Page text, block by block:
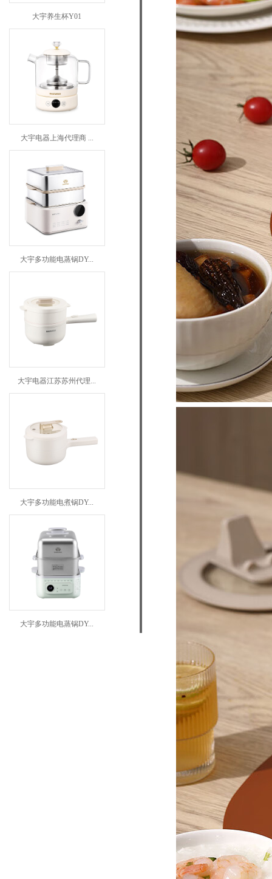
大宇养生杯Y01
大宇电器上海代理商 ...
大宇多功能电蒸锅DY...
大宇电器江苏苏州代理...
大宇多功能电煮锅DY...
大宇多功能电蒸锅DY...